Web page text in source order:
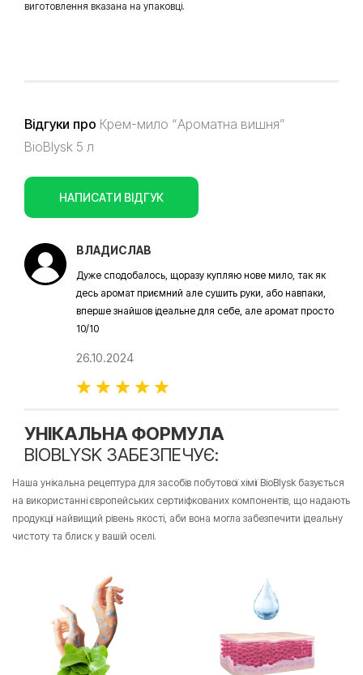
виготовлення вказана на упаковці.
Відгуки про Крем-мило “Ароматна вишня”
BioBlysk 5 л
НАПИСАТИ ВІДГУК
ВЛАДИСЛАВ
Дуже сподобалось, щоразу купляю нове мило, так як
десь аромат приємний але сушить руки, або навпаки,
вперше знайшов ідеальне для себе, але аромат просто
10/10
26.10.2024
УНІКАЛЬНА ФОРМУЛА
BIOBLYSK ЗАБЕЗПЕЧУЄ:
Наша унікальна рецептура для засобів побутової хімії BioBlysk базується
на використанні європейських сертиіфкованих компонентів, що надають
продукції найвищий рівень якості, аби вона могла забезпечити ідеальну
чистоту та блиск у вашій оселі.